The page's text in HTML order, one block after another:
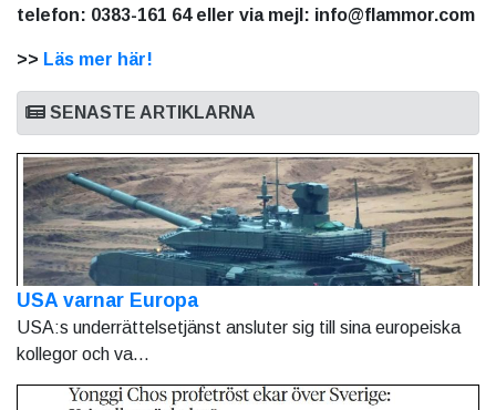
telefon: 0383-161 64 eller via mejl: info@flammor.com
>> Läs mer här!
SENASTE ARTIKLARNA
USA varnar Europa
USA:s underrättelsetjänst ansluter sig till sina europeiska
kollegor och va...